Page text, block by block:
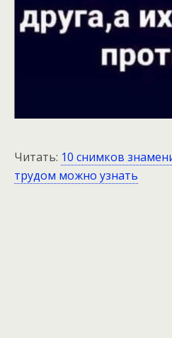
Читать: 10 снимков
трудом можно узнать